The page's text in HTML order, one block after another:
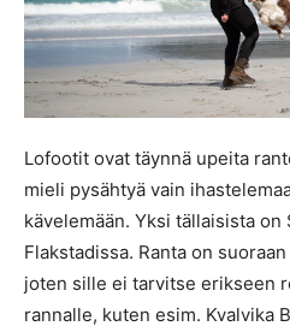
Lofootit ovat täynnä upeita
mieli pysähtyä vain
kävelemään. Yksi tällaisista
Flakstadissa. Ranta on
joten sille ei tarvitse erikseen
rannalle, kuten esim. Kvalvika